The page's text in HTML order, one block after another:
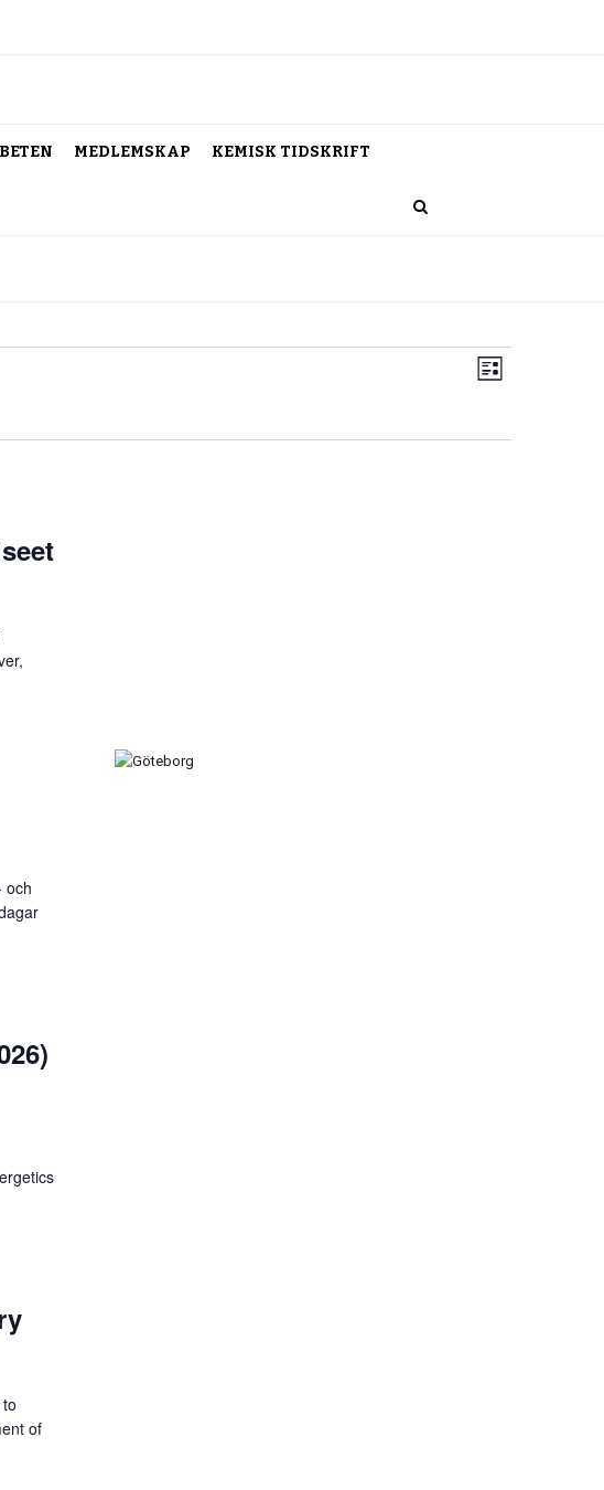
MEDLEMSKAP KEMISK TIDSKRIFT
Vy-Event
Lista
och
of